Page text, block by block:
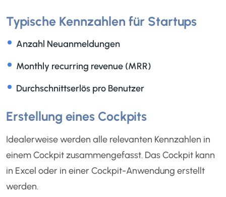
Typische Kennzahlen für Startups
Anzahl Neuanmeldungen
Monthly recurring revenue (MRR)
Durchschnittserlös pro Benutzer
Erstellung eines Cockpits
Idealerweise werden alle relevanten Kennzahlen in
einem Cockpit zusammengefasst. Das Cockpit kann
in Excel oder in einer Cockpit-Anwendung erstellt
werden.